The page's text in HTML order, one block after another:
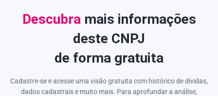
Descubra mais informações
deste CNPJ
de forma gratuita
Cadastre-se e acesse uma visão gratuita com histórico de dívidas,
dados cadastrais e muito mais. Para aprofundar a análise,